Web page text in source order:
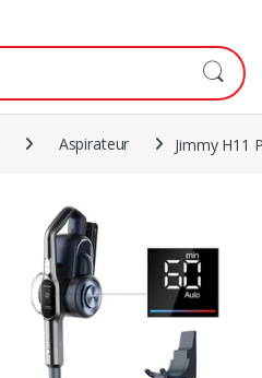
Aspirateur Jimmy H11